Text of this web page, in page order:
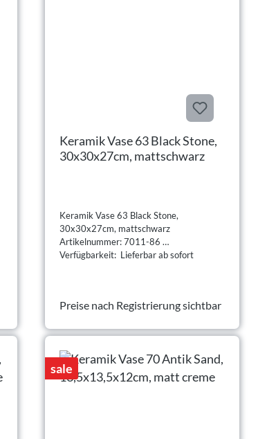
Keramik Vase 63 Black Stone,
30x30x27cm, mattschwarz
Keramik Vase 63 Black Stone,
30x30x27cm, mattschwarz
Artikelnummer: 7011-86
Verfügbarkeit: Lieferbar ab sofort
Preise nach Registrierung sichtbar
sale